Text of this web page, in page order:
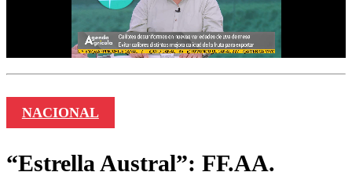
NACIONAL
“Estrella Austral”: FF.AA.